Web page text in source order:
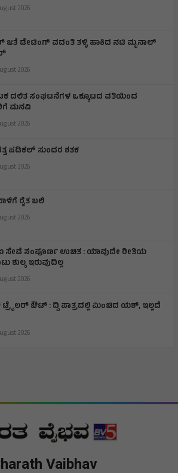
2026
ಜತೆ ಡೇಟಿಂಗ್ ವದಂತಿ ತಳ್ಳಿ ಹಾಕಿದ ನಟಿ ಮೃನಾಲ್
2026
ದಲಿತ ಸಂಘಟನೆಗಳ ಒಕ್ಕೂಟದ ವತಿಯಿಂದ
ಮನವಿ
2026
ಪಡಿಕಲ್ ಸುಂದರ ಶತಕ
2026
ರೈತ ಬಲಿ
2026
ಸೇವೆ ಸಂಪೂರ್ಣ ಉಚಿತ : ಯಾವುದೇ ರೀತಿಯ
ಶುಲ್ಕ ಇರುವುದಿಲ್ಲ
2026
ಟ್ರೈಲರ್ ಔಟ್ : ದ್ವಿ ಪಾತ್ರದಲ್ಲಿ ಮಿಂಚಿದ ಯಶ್, ಇಲ್ಲದೆ
2026
Vaibhav